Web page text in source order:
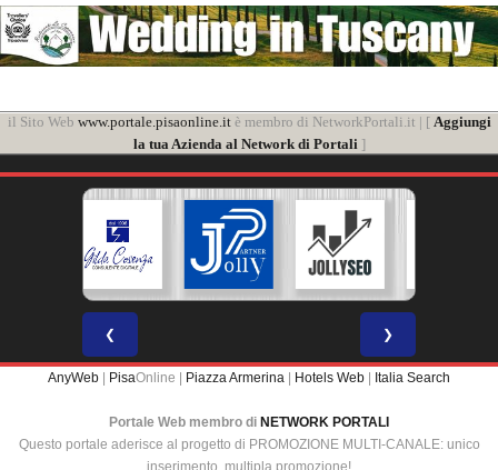
il Sito Web www.portale.pisaonline.itè membro di NetworkPortali.it | [ Aggiungi
la tua Azienda al Network di Portali]
❮ ❯
AnyWeb PisaOnline | Piazza Armerina Hotels Web Italia Search
Portale Web membro di NETWORK PORTALI
Questo portale aderisce al progetto di PROMOZIONE MULTI-CANALE: unico
inserimento, multipla promozione!